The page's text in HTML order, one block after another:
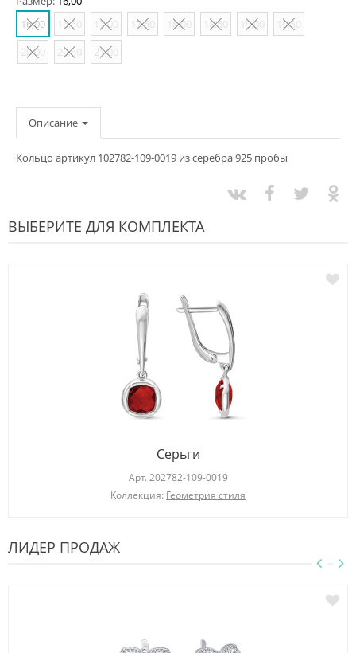
16,00
16,50 17,00 17,50 18,00 18,50 19,00
19,50
20,00
20,50 21,00
Описание
Кольцо артикул 102782-109-0019 из серебра 925 пробы
ВЫБЕРИТЕ ДЛЯ КОМПЛЕКТА
Серьги
Арт. 202782-109-0019
Коллекция: Геометрия стиля
ЛИДЕР ПРОДАЖ